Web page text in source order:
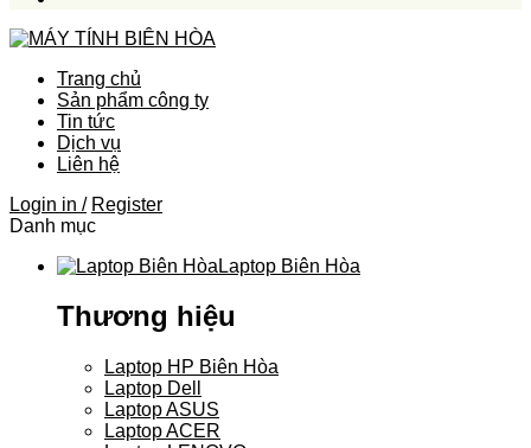
Trang chủ
Sản phẩm công ty
Tin tức
Dịch vụ
Liên hệ
Login in / Register
Danh mục
Laptop Biên Hòa
Thương hiệu
Laptop HP Biên Hòa
Laptop Dell
Laptop ASUS
Laptop ACER